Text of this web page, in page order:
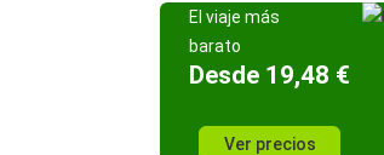
El viaje más
barato
Desde 19,48 €
Ver precios